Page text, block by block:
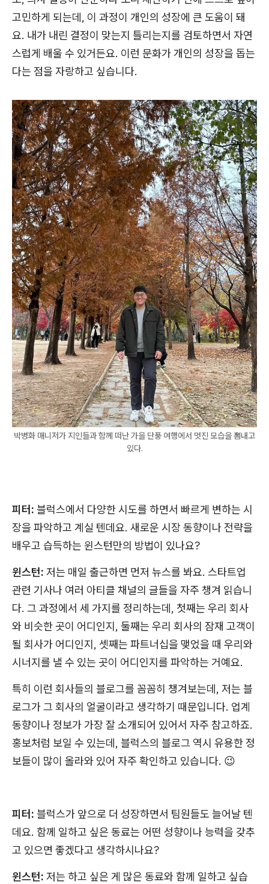
고민하게 되는데, 이 과정이 개인의 성장에 큰 도움이 돼
요. 내가 내린 결정이 맞는지 틀리는지를 검토하면서 자연
스럽게 배울 수 있거든요. 이런 문화가 개인의 성장을 돕는
다는 점을 자랑하고 싶습니다.
박병화 매니저가 지인들과 함께 떠난 가을 단풍 여행에서 멋진 모습을 뽐내고
있다.
피터: 블럭스에서 다양한 시도를 하면서 빠르게 변하는 시
장을 파악하고 계실 텐데요. 새로운 시장 동향이나 전략을
배우고 습득하는 윈스턴만의 방법이 있나요?
윈스턴: 저는 매일 출근하면 먼저 뉴스를 봐요. 스타트업
관련 기사나 여러 아티클 채널의 글들을 자주 챙겨 읽습니
다. 그 과정에서 세 가지를 정리하는데, 첫째는 우리 회사
와 비슷한 곳이 어디인지, 둘째는 우리 회사의 잠재 고객이
될 회사가 어디인지, 셋째는 파트너십을 맺었을 때 우리와
시너지를 낼 수 있는 곳이 어디인지를 파악하는 거예요.
특히 이런 회사들의 블로그를 꼼꼼히 챙겨보는데, 저는 블
로그가 그 회사의 얼굴이라고 생각하기 때문입니다. 업계
동향이나 정보가 가장 잘 소개되어 있어서 자주 참고하죠.
홍보처럼 보일 수 있는데, 블럭스의 블로그 역시 유용한 정
보들이 많이 올라와 있어 자주 확인하고 있습니다. 😉
피터: 블럭스가 앞으로 더 성장하면서 팀원들도 늘어날 텐
데요. 함께 일하고 싶은 동료는 어떤 성향이나 능력을 갖추
고 있으면 좋겠다고 생각하시나요?
윈스턴: 저는 하고 싶은 게 많은 동료와 함께 일하고 싶습